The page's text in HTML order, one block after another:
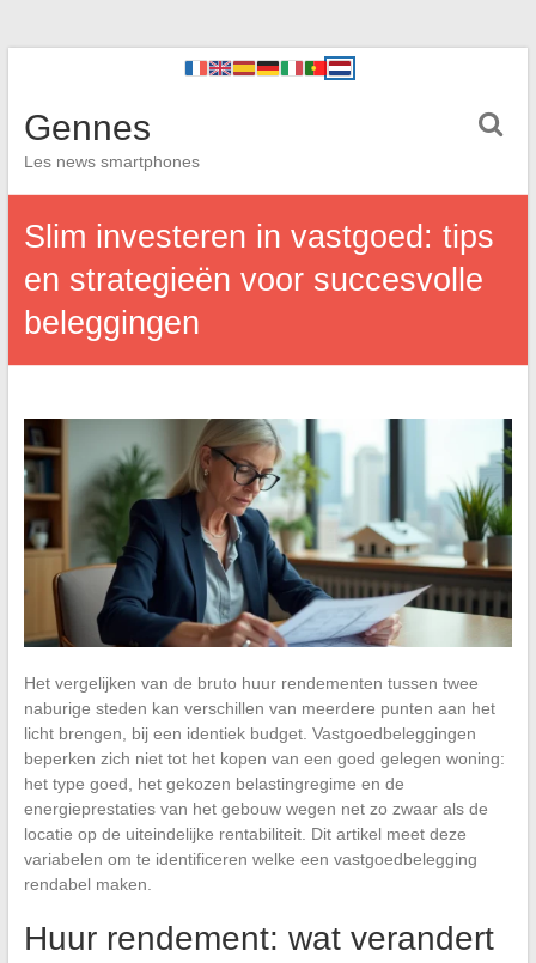
Gennes
Les news smartphones
Slim investeren in vastgoed: tips
en strategieën voor succesvolle
beleggingen
Het vergelijken van de bruto huur rendementen tussen twee
naburige steden kan verschillen van meerdere punten aan het
licht brengen, bij een identiek budget. Vastgoedbeleggingen
beperken zich niet tot het kopen van een goed gelegen woning:
het type goed, het gekozen belastingregime en de
energieprestaties van het gebouw wegen net zo zwaar als de
locatie op de uiteindelijke rentabiliteit. Dit artikel meet deze
variabelen om te identificeren welke een vastgoedbelegging
rendabel maken.
Huur rendement: wat verandert